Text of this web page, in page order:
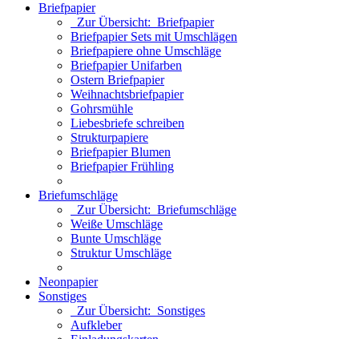
Briefpapier
Zur Übersicht: Briefpapier
Briefpapier Sets mit Umschlägen
Briefpapiere ohne Umschläge
Briefpapier Unifarben
Ostern Briefpapier
Weihnachtsbriefpapier
Gohrsmühle
Liebesbriefe schreiben
Strukturpapiere
Briefpapier Blumen
Briefpapier Frühling
Briefumschläge
Zur Übersicht: Briefumschläge
Weiße Umschläge
Bunte Umschläge
Struktur Umschläge
Neonpapier
Sonstiges
Zur Übersicht: Sonstiges
Aufkleber